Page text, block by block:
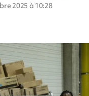
2025 à 10:28